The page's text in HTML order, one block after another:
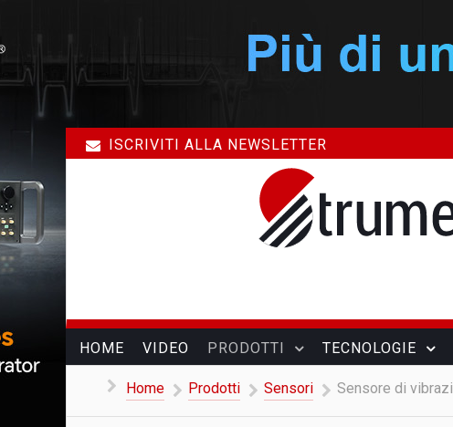
ISCRIVITI ALLA NEWSLETTER
HOME VIDEO PRODOTTI TECNOLOGIE
Home Prodotti Sensori Sensore di